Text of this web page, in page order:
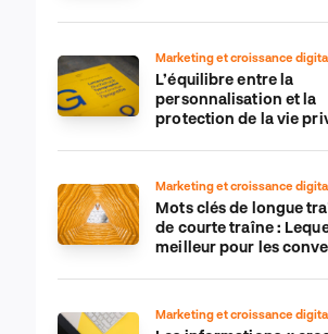
Marketing et croissance
L’équilibre entre la
personnalisation et la
protection de la vie
Marketing et croissance
Mots clés de longue
de courte traîne :
meilleur pour les
Marketing et croissance